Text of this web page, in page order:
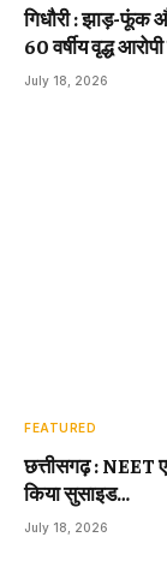
गिधौरी : झाड़-फूंक
60 वर्षीय वृद्ध
July 18, 2026
FEATURED
छत्तीसगढ़ : NEET
किया सुसाइड…
July 18, 2026